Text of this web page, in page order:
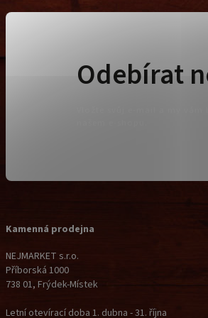
Kamenná prodejna
NEJMARKET s.r.o.
Příborská 1000
738 01, Frýdek-Místek
Letní otevírací doba 1. dubna - 31. října
Odebírat